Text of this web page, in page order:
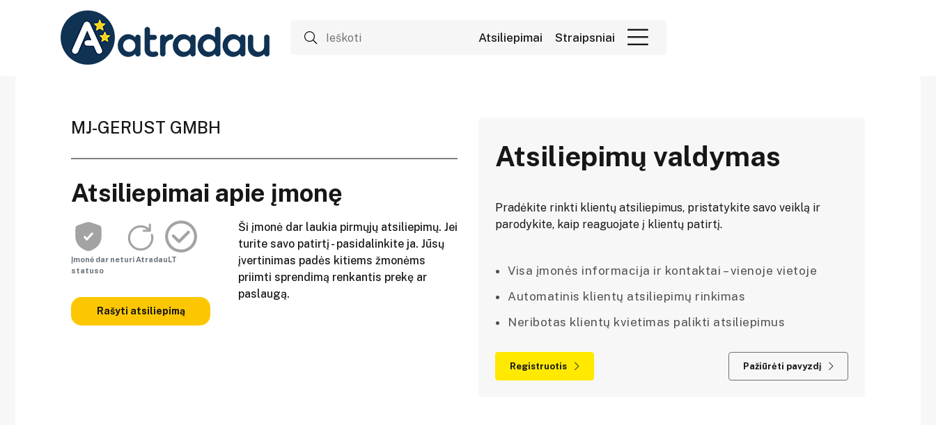
Atsiliepimai Straipsniai
MJ-GERUST GMBH
Atsiliepimai apie įmonę
Įmonė dar neturi AtradauLT
statuso
Rašyti atsiliepimą
Ši įmonė dar laukia pirmųjų atsiliepimų. Jei
turite savo patirtį - pasidalinkite ja. Jūsų
įvertinimas padės kitiems žmonėms
priimti sprendimą renkantis prekę ar
paslaugą.
Atsiliepimų valdymas
Pradėkite rinkti klientų atsiliepimus, pristatykite savo veiklą ir
parodykite, kaip reaguojate į klientų patirtį.
Visa įmonės informacija ir kontaktai – vienoje vietoje
Automatinis klientų atsiliepimų rinkimas
Neribotas klientų kvietimas palikti atsiliepimus
Registruotis Pažiūrėti pavyzdį